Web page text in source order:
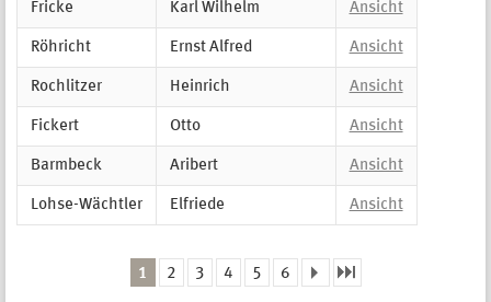
Fricke Karl Wilhelm Ansicht
Röhricht Ernst Alfred Ansicht
Rochlitzer Heinrich Ansicht
Fickert Otto Ansicht
Barmbeck Aribert Ansicht
Lohse-Wächtler Elfriede Ansicht
1 2 3 4 5 6